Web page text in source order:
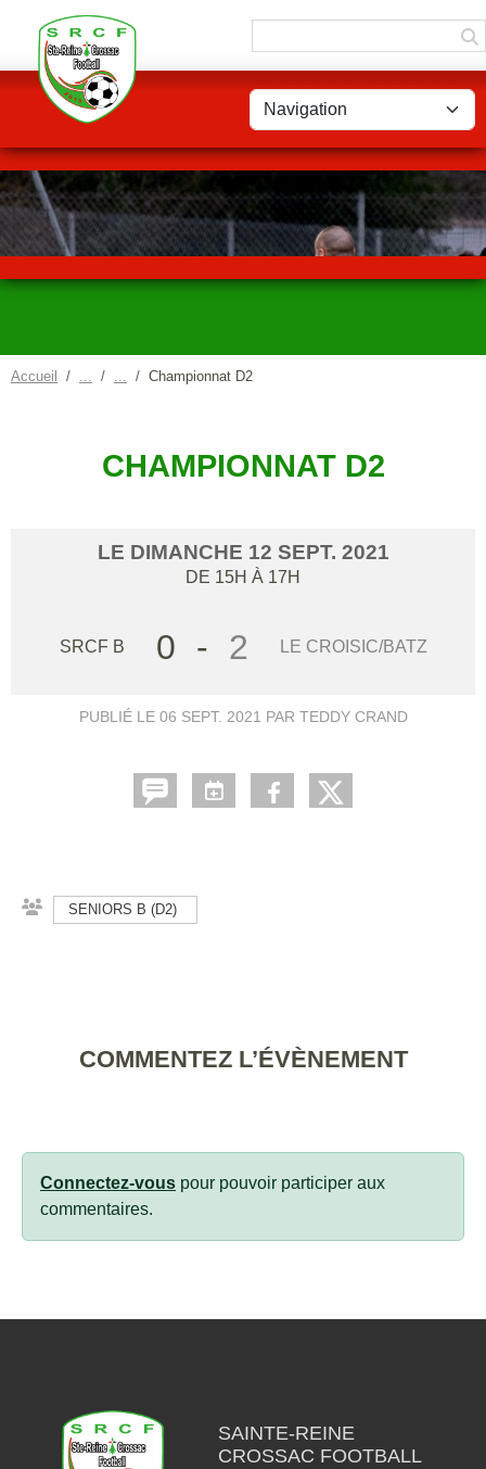
Accueil Championnat D2
CHAMPIONNAT D2
LE DIMANCHE 12 SEPT. 2021
DE 15H À 17H
SRCF B 0 - 2 LE CROISIC/BATZ
PUBLIÉ LE 06 SEPT. 2021 PAR TEDDY CRAND
SENIORS B (D2)
COMMENTEZ L’ÉVÈNEMENT
Connectez-vous pour pouvoir participer aux
commentaires.
SAINTE-REINE
CROSSAC FOOTBALL
Panneau de gestion des cookies